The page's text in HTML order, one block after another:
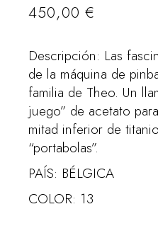
450,00 €
Descripción: Las
de la máquina de
familia de Theo. Un
juego” de acetato
mitad inferior de
“portabolas”.
PAÍS: BÉLGICA
COLOR: 13